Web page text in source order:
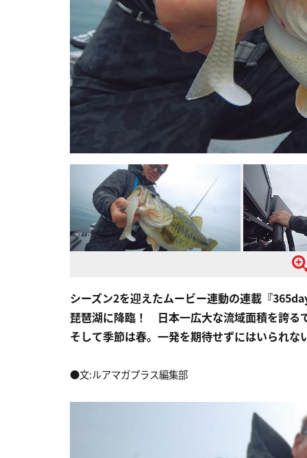
シーズン2を迎えたムービー連動の連載『
琵琶湖に降臨！ 日本一広大な流域面積を誇る
そして季節は春。一発を期待せずにはいられ
●文:ルアマガプラス編集部